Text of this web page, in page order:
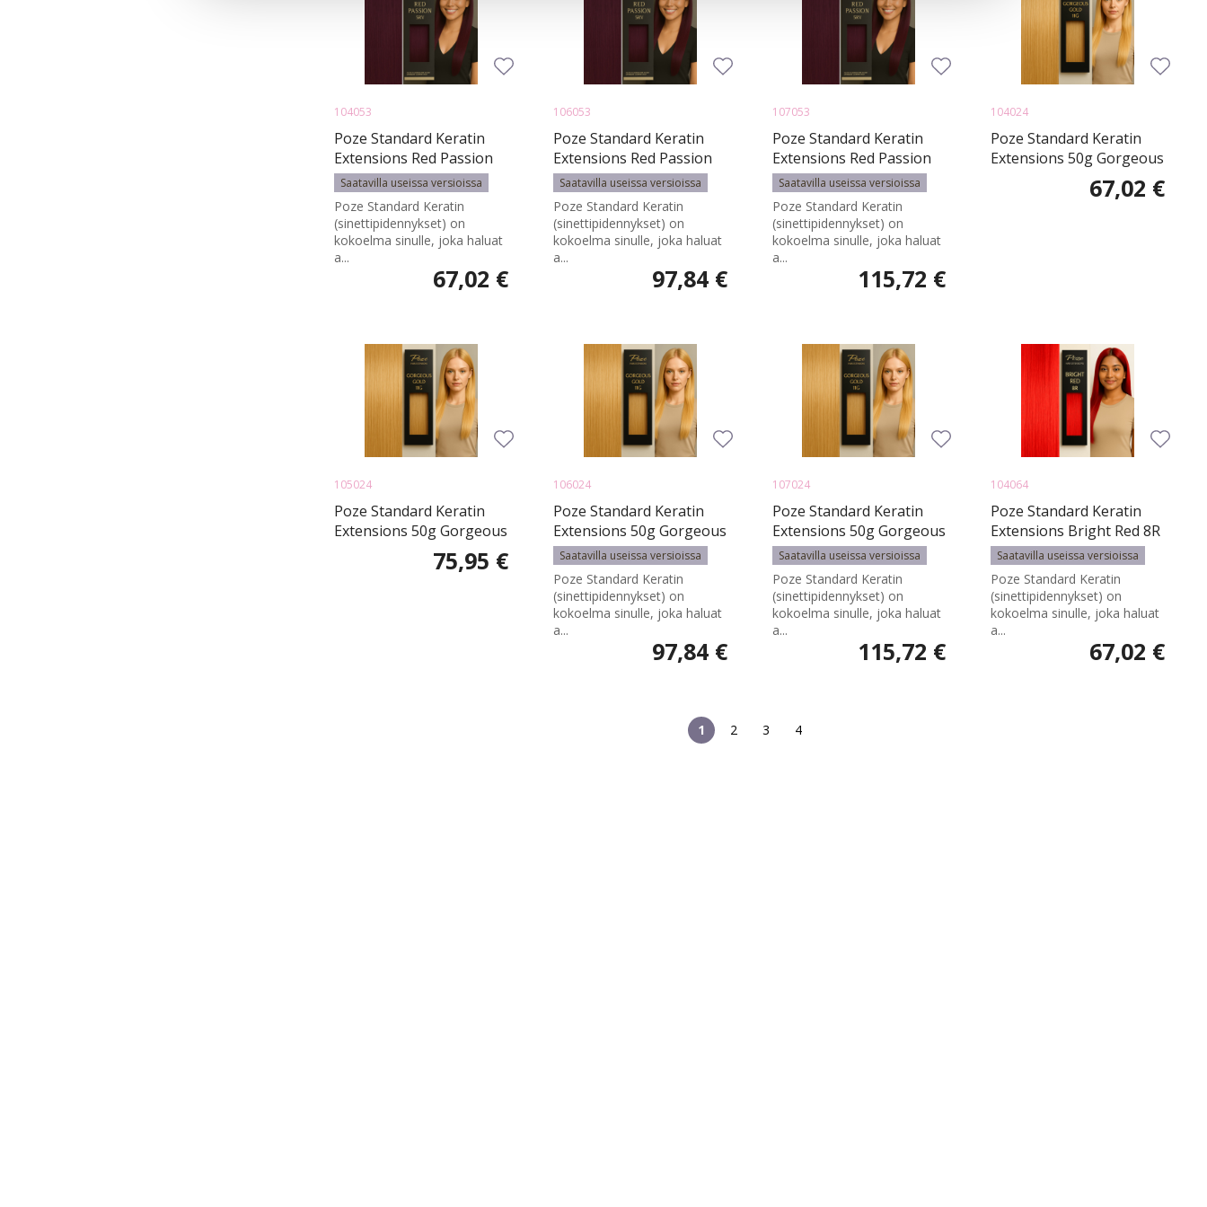
104053
Poze Standard Keratin
Extensions Red Passion
5RV - 40cm - 50g
Saatavilla useissa versioissa
Poze Standard Keratin
(sinettipidennykset) on
kokoelma sinulle, joka haluat
a...
67,02 €
106053
Poze Standard Keratin
Extensions Red Passion
5RV - 60cm - 50g
Saatavilla useissa versioissa
Poze Standard Keratin
(sinettipidennykset) on
kokoelma sinulle, joka haluat
a...
97,84 €
107053
Poze Standard Keratin
Extensions Red Passion
5RV - 70cm - 50g
Saatavilla useissa versioissa
Poze Standard Keratin
(sinettipidennykset) on
kokoelma sinulle, joka haluat
a...
115,72 €
104024
Poze Standard Keratin
Extensions 50g Gorgeous
Gold 11G - 40cm - 50g
67,02 €
105024
Poze Standard Keratin
Extensions 50g Gorgeous
Gold 11G - 50cm - 50g
75,95 €
106024
Poze Standard Keratin
Extensions 50g Gorgeous
Gold 11G - 60cm - 50g
Saatavilla useissa versioissa
Poze Standard Keratin
(sinettipidennykset) on
kokoelma sinulle, joka haluat
a...
97,84 €
107024
Poze Standard Keratin
Extensions 50g Gorgeous
Gold 11G - 70cm - 50g
Saatavilla useissa versioissa
Poze Standard Keratin
(sinettipidennykset) on
kokoelma sinulle, joka haluat
a...
115,72 €
104064
Poze Standard Keratin
Extensions Bright Red 8R
- 40cm - 50g
Saatavilla useissa versioissa
Poze Standard Keratin
(sinettipidennykset) on
kokoelma sinulle, joka haluat
a...
67,02 €
1 2 3 4